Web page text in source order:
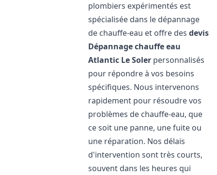
plombiers expérimentés est
spécialisée dans le dépannage
de chauffe-eau et offre desdevis
Dépannage chauffe eau
Atlantic Le Soler personnalisés
pour répondre à vos besoins
spécifiques. Nous intervenons
rapidement pour résoudre vos
problèmes de chauffe-eau, que
ce soit une panne, une fuite ou
une réparation. Nos délais
d'intervention sont très courts,
souvent dans les heures qui